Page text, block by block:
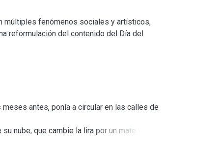
múltiples fenómenos sociales y artísticos,
reformulación del contenido del Día del
antes, ponía a circular en las calles de
nube, que cambie la lira por un mate y se
de la palabra poética. Nosotros no